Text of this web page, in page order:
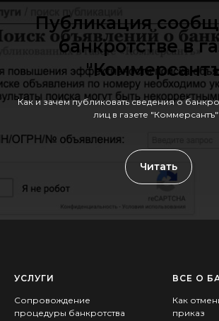
Публикация
банкротстве в
Как и зачем публиковать сведения о
лиц в газете
Читать
УСЛУГИ
Сопровождение
процедуры банкротства
ВСЕ О
Как
приказ